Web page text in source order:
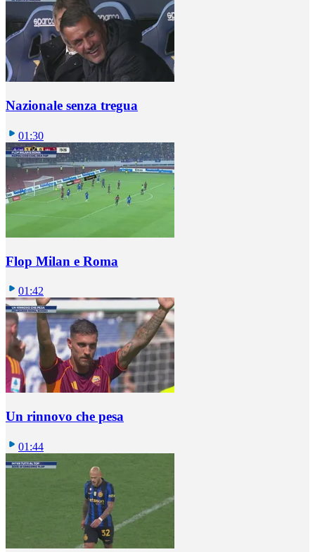
Nazionale senza tregua
01:30
Flop Milan e Roma
01:42
Un rinnovo che pesa
01:44